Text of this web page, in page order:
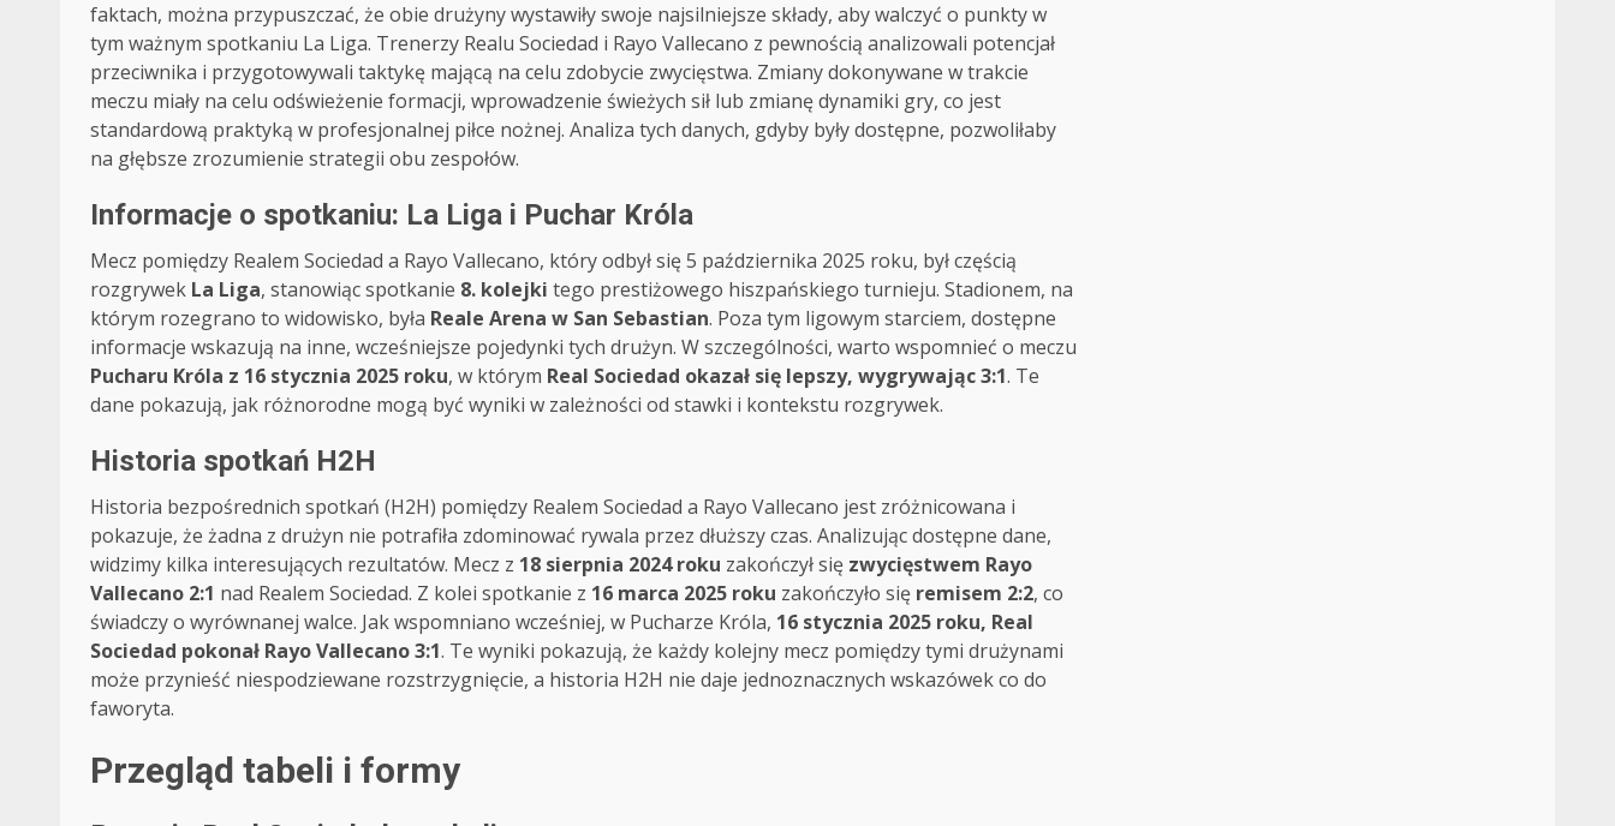
faktach, można przypuszczać, że obie drużyny wystawiły swoje najsilniejsze składy, aby walczyć o punkty w
tym ważnym spotkaniu La Liga. Trenerzy Realu Sociedad i Rayo Vallecano z pewnością analizowali potencjał
przeciwnika i przygotowywali taktykę mającą na celu zdobycie zwycięstwa. Zmiany dokonywane w trakcie
meczu miały na celu odświeżenie formacji, wprowadzenie świeżych sił lub zmianę dynamiki gry, co jest
standardową praktyką w profesjonalnej piłce nożnej. Analiza tych danych, gdyby były dostępne, pozwoliłaby
na głębsze zrozumienie strategii obu zespołów.
Informacje o spotkaniu: La Liga i Puchar Króla
Mecz pomiędzy Realem Sociedad a Rayo Vallecano, który odbył się 5 października 2025 roku, był częścią
rozgrywek La Liga, stanowiąc spotkanie 8. kolejki tego prestiżowego hiszpańskiego turnieju. Stadionem, na
którym rozegrano to widowisko, była Reale Arena w San Sebastian. Poza tym ligowym starciem, dostępne
informacje wskazują na inne, wcześniejsze pojedynki tych drużyn. W szczególności, warto wspomnieć o meczu
Pucharu Króla z 16 stycznia 2025 roku, w którym Real Sociedad okazał się lepszy, wygrywając 3:1. Te
dane pokazują, jak różnorodne mogą być wyniki w zależności od stawki i kontekstu rozgrywek.
Historia spotkań H2H
Historia bezpośrednich spotkań (H2H) pomiędzy Realem Sociedad a Rayo Vallecano jest zróżnicowana i
pokazuje, że żadna z drużyn nie potrafiła zdominować rywala przez dłuższy czas. Analizując dostępne dane,
widzimy kilka interesujących rezultatów. Mecz z 18 sierpnia 2024 roku zakończył się zwycięstwem Rayo
Vallecano 2:1 nad Realem Sociedad. Z kolei spotkanie z 16 marca 2025 roku zakończyło się remisem 2:2, co
świadczy o wyrównanej walce. Jak wspomniano wcześniej, w Pucharze Króla, 16 stycznia 2025 roku, Real
Sociedad pokonał Rayo Vallecano 3:1. Te wyniki pokazują, że każdy kolejny mecz pomiędzy tymi drużynami
może przynieść niespodziewane rozstrzygnięcie, a historia H2H nie daje jednoznacznych wskazówek co do
faworyta.
Przegląd tabeli i formy